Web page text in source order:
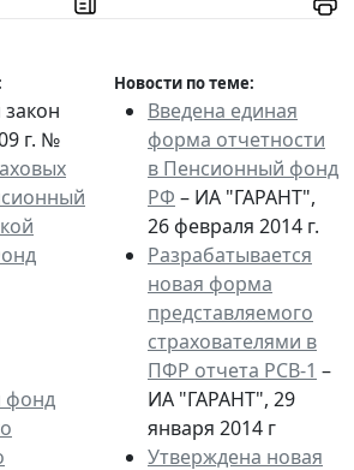
Новости по теме:
г. №
фонд
Введена единая
форма отчетности
в Пенсионный фонд
РФ – ИА "ГАРАНТ",
26 февраля 2014 г.
Разрабатывается
новая форма
представляемого
страхователями в
ПФР отчета РСВ-1 –
ИА "ГАРАНТ", 29
января 2014 г
Утверждена новая